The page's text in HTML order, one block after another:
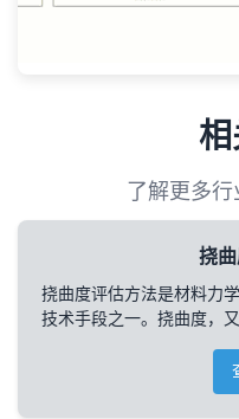
相
了解更多
挠
挠曲度评估方法是材料力
技术手段之一。挠曲度，